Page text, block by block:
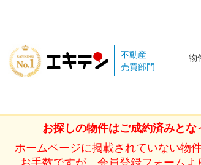
不動産
売買部門
物
お探しの物件はご成約済みとな
ホームページに掲載されていない物
お手数ですが、会員登録フォームよ